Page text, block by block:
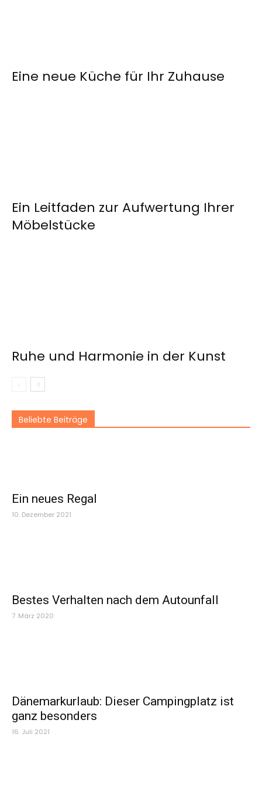
Eine neue Küche für Ihr Zuhause
Ein Leitfaden zur Aufwertung Ihrer
Möbelstücke
Ruhe und Harmonie in der Kunst
Beliebte Beiträge
Ein neues Regal
10. Dezember 2021
Bestes Verhalten nach dem Autounfall
7. März 2020
Dänemarkurlaub: Dieser Campingplatz ist
ganz besonders
16. Juli 2021